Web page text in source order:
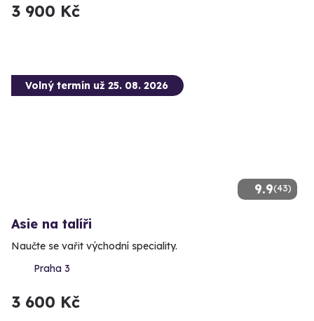
3 900 Kč
9.9(43)
Volný termín už 25. 08. 2026
Asie na talíři
Naučte se vařit východní speciality.
Praha 3
3 600 Kč